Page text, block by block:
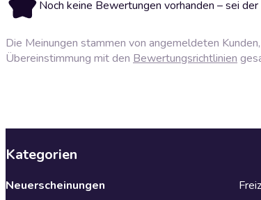
Noch keine Bewertungen vorhanden – sei der
Die Meinungen stammen von angemeldeten
Übereinstimmung mit den Bewertungsrichtlinien
Kategorien
Neuerscheinungen